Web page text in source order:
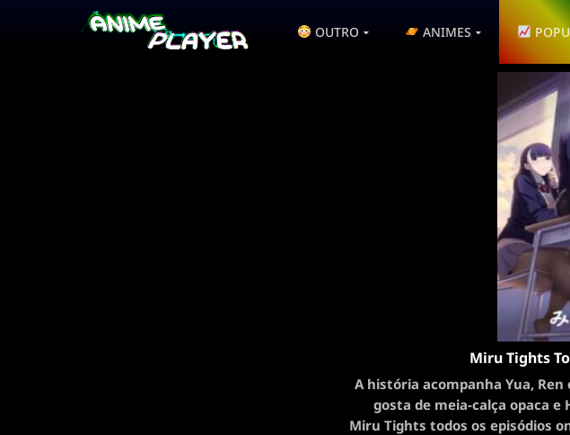
OUTRO ANIMES
Miru Tights
A história acompanha Yua, Ren
gosta de meia-calça opaca e
Miru Tights todos os episódios